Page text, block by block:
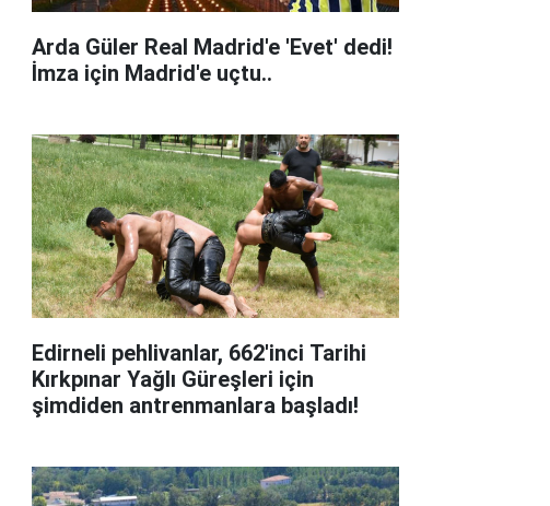
Arda Güler Real Madrid'e 'Evet' dedi!
İmza için Madrid'e uçtu..
Edirneli pehlivanlar, 662'inci Tarihi
Kırkpınar Yağlı Güreşleri için
şimdiden antrenmanlara başladı!